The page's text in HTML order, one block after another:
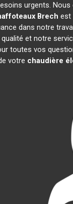
urgents.
Brech est
dans notre
et notre
toutes vos
votre chaudière